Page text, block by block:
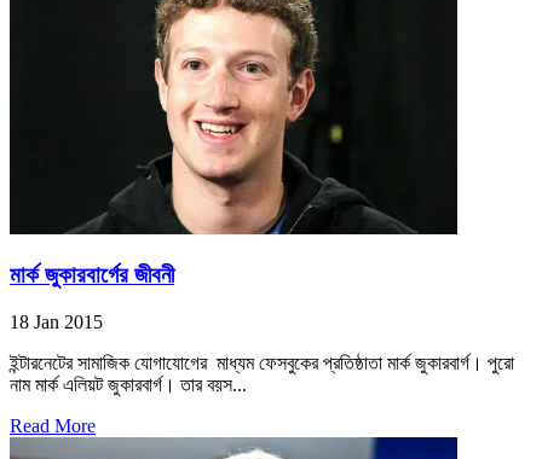
মার্ক জুকারবার্গের জীবনী
18 Jan 2015
ইন্টারনেটের সামাজিক যোগাযোগের মাধ্যম ফেসবুকের প্রতিষ্ঠাতা মার্ক জুকারবার্গ। পুরো
নাম মার্ক এলিয়ট জুকারবার্গ। তার বয়স...
Read More